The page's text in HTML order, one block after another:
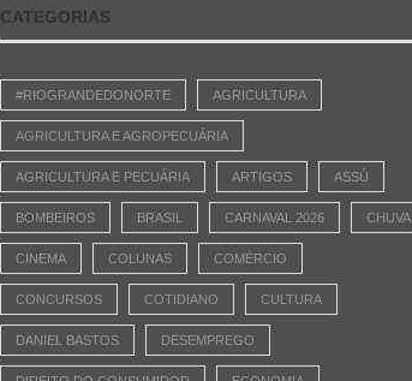
CATEGORIAS
#RIOGRANDEDONORTE AGRICULTURA
AGRICULTURA E AGROPECUÁRIA
AGRICULTURA E PECUÁRIA ARTIGOS ASSÚ
BOMBEIROS BRASIL CARNAVAL 2026 CHUVA
CINEMA COLUNAS COMÉRCIO
CONCURSOS COTIDIANO CULTURA
DANIEL BASTOS DESEMPREGO